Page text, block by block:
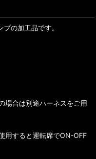
の加工品です。
場合は別途ハーネスをご用
用すると運転席でON-OFF